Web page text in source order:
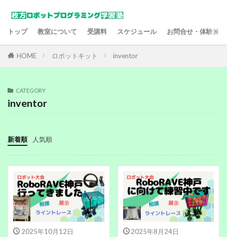
トップ 教室について 受講料 スケジュール お問合せ・体験授
HOME ロボットキット inventor
CATEGORY
inventor
新着順 人気順
2025年10月12日 2025年8月24日